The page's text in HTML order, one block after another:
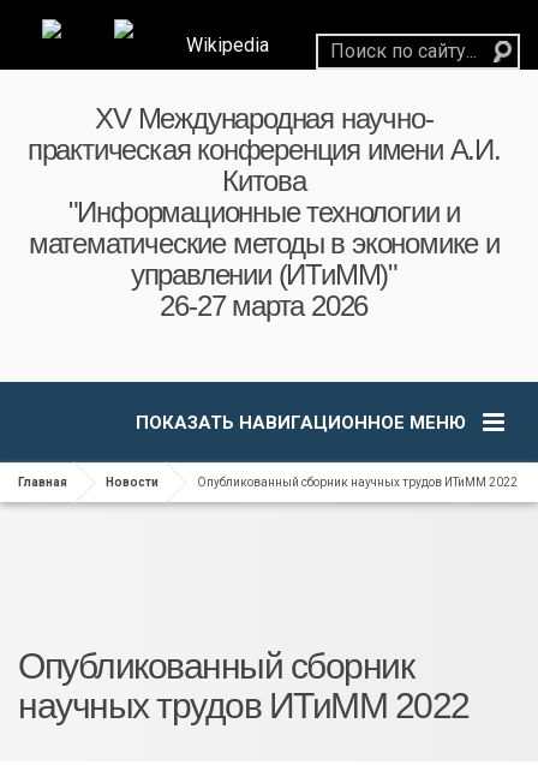
Wikipedia
XV Международная научно-
практическая конференция имени А.И.
Китова
"Информационные технологии и
математические методы в экономике и
управлении (ИТиММ)"
26-27 марта 2026
ПОКАЗАТЬ НАВИГАЦИОННОЕ МЕНЮ
Главная Новости Опубликованный сборник научных трудов ИТиММ 2022
Опубликованный сборник
научных трудов ИТиММ 2022